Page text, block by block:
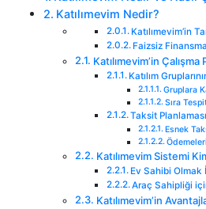
Katılımevim Nedir?
Katılımevim’in
Faizsiz
Katılımevim’in
Katılım
Gruplara
Sıra
Taksit
Esnek
Katılımevim Sistemi
Ev Sahibi Olmak
Araç Sahipliği
Katılımevim’in